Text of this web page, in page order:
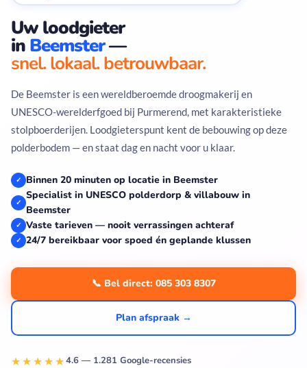
Uw loodgieter
in Beemster—
snel. lokaal. betrouwbaar.
De Beemster is een wereldberoemde droogmakerij en
UNESCO-werelderfgoed bij Purmerend, met karakteristieke
stolpboerderijen. Loodgieterspunt kent de bebouwing op deze
polderbodem — en staat dag en nacht voor u klaar.
✓ Binnen 20 minuten op locatie in Beemster
✓
Specialist in UNESCO polderdorp & villabouw in
Beemster
✓ Vaste tarieven — nooit verrassingen achteraf
✓ 24/7 bereikbaar voor spoed én geplande klussen
📞 Bel direct: 085 303 8307
Plan afspraak →
★★★★★4.6 — 1.281 Google-recensies